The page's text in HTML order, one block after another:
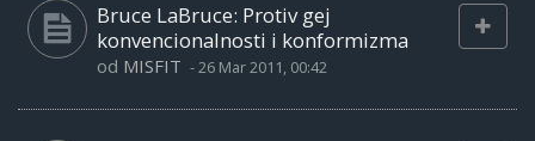
Bruce LaBruce: Protiv gej
konvencionalnosti i konformizma
od MISFIT -26 Mar 2011, 00:42